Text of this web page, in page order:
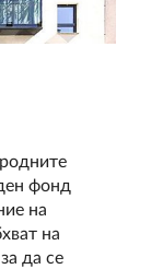
фонд
на
на
да се